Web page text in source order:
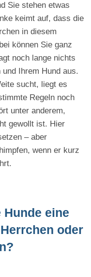
Sie stehen etwas
keimt auf, dass die
in diesem
können Sie ganz
noch lange nichts
Ihrem Hund aus.
sucht, liegt es
Regeln noch
unter anderem,
gewollt ist. Hier
– aber
wenn er kurz
Hunde eine
oder